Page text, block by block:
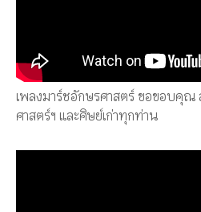
เพลงมาร์ชอักษรศาสตร์ ขอขอบคุณ
ศาสตร์ฯ และศิษย์เก่าทุกท่าน